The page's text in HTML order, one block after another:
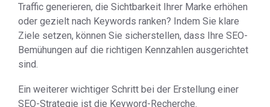
Traffic generieren, die Sichtbarkeit Ihrer Marke erhöhen
oder gezielt nach Keywords ranken? Indem Sie klare
Ziele setzen, können Sie sicherstellen, dass Ihre SEO-
Bemühungen auf die richtigen Kennzahlen ausgerichtet
sind.
Ein weiterer wichtiger Schritt bei der Erstellung einer
SEO-Strategie ist die Keyword-Recherche.